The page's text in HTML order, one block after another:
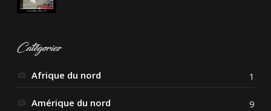
Catégories
Afrique du nord 1
Amérique du nord 9